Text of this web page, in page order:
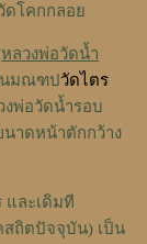
ดโคกกลอย
หลวงพ่อวัดน้ำ
นมณฑปวัดไตร
งพ่อวัดน้ำรอบ
าดหน้าตักกว้าง
และเดิมที
สถิตปัจจุบัน) เป็น